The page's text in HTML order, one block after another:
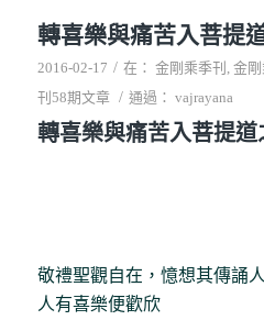
轉喜樂與痛苦入菩提
2016-02-17 / 在： 金剛乘季刊 , 金
刊58期文章 / 通過： vajrayana
轉喜樂與痛苦入菩提道
敬禮聖觀自在，憶想其傳誦
人有喜樂便歡欣